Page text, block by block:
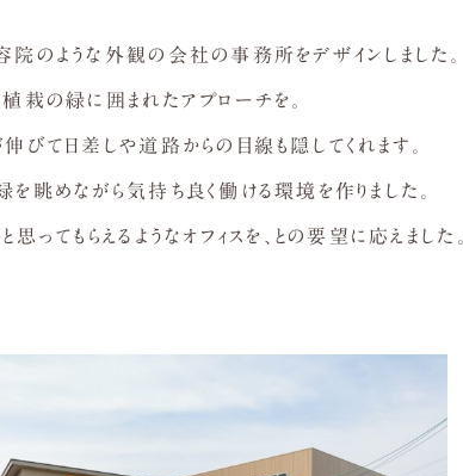
院のような外観の会社の事務所をデザインしました。
植栽の緑に囲まれたアプローチを。
伸びて日差しや道路からの目線も隠してくれます。
を眺めながら気持ち良く働ける環境を作りました。
と思ってもらえるようなオフィスを、との要望に応えました。